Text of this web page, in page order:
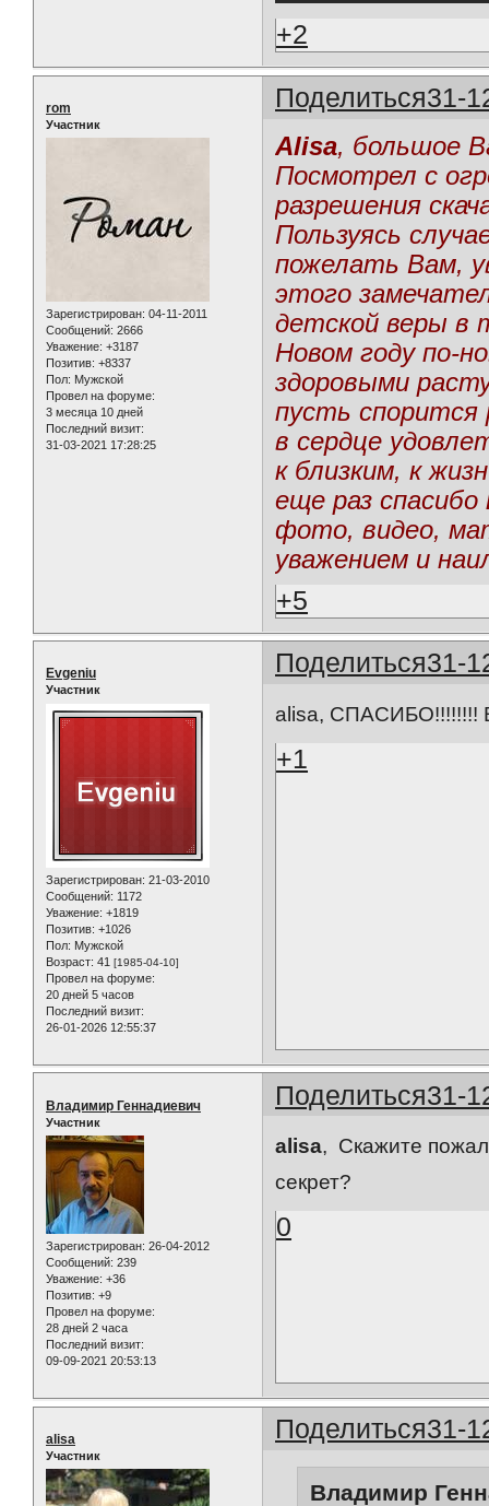
+2
Поделиться31-
rom
Участник
Зарегистрирован: 04-11-2011
Сообщений: 2666
Уважение: +3187
Позитив: +8337
Пол: Мужской
Провел на форуме:
3 месяца 10 дней
Последний визит:
31-03-2021 17:28:25
Alisa, большое
Посмотрел с
разрешения
Пользуясь
пожелать Вам,
этого
детской веры в
Новом году по-
здоровыми
пусть спорится
в сердце
к близким, к
еще раз спасибо
фото, видео,
уважением и
+5
Поделиться31-
Evgeniu
Участник
Зарегистрирован: 21-03-2010
Сообщений: 1172
Уважение: +1819
Позитив: +1026
Пол: Мужской
Возраст: 41 [1985-04-10]
Провел на форуме:
20 дней 5 часов
Последний визит:
26-01-2026 12:55:37
alisa, СПАСИБО!!!!!!!!
+1
Поделиться31-
Владимир Геннадиевич
Участник
Зарегистрирован: 26-04-2012
Сообщений: 239
Уважение: +36
Позитив: +9
Провел на форуме:
28 дней 2 часа
Последний визит:
09-09-2021 20:53:13
alisa, Скажите
секрет?
0
Поделиться31-
alisa
Участник
Владимир